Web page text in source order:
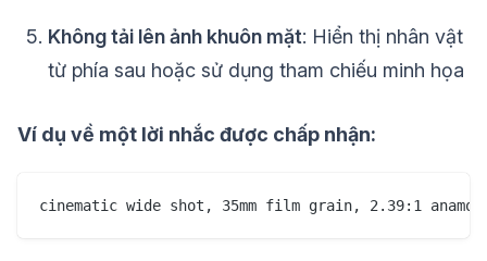
Không tải lên ảnh khuôn mặt: Hiển thị nhân vật
từ phía sau hoặc sử dụng tham chiếu minh họa
Ví dụ về một lời nhắc được chấp nhận: